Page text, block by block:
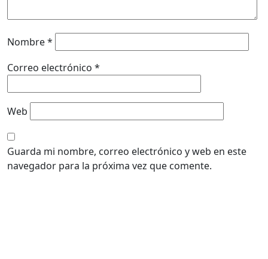
Nombre*
Correo electrónico *
Web
Guarda mi nombre, correo electrónico y web en este
navegador para la próxima vez que comente.